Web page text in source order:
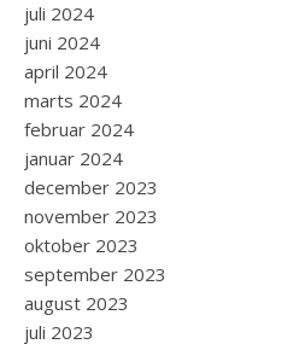
juli 2024
juni 2024
april 2024
marts 2024
februar 2024
januar 2024
december 2023
november 2023
oktober 2023
september 2023
august 2023
juli 2023